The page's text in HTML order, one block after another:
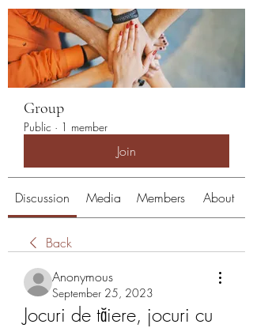
Group
Public · 1 member
Join
Discussion Media Members About
Back
Anonymous
September 25, 2023
Jocuri de tăiere, jocuri cu